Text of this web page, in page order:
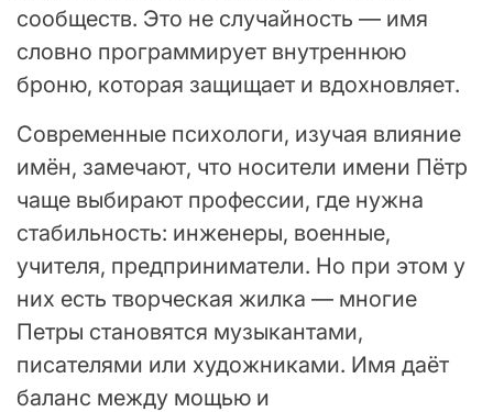
сообществ. Это не случайность — имя
словно программирует внутреннюю
броню, которая защищает и вдохновляет.
Современные психологи, изучая влияние
имён, замечают, что носители имени Пётр
чаще выбирают профессии, где нужна
стабильность: инженеры, военные,
учителя, предприниматели. Но при этом у
них есть творческая жилка — многие
Петры становятся музыкантами,
писателями или художниками. Имя даёт
баланс между мощью и